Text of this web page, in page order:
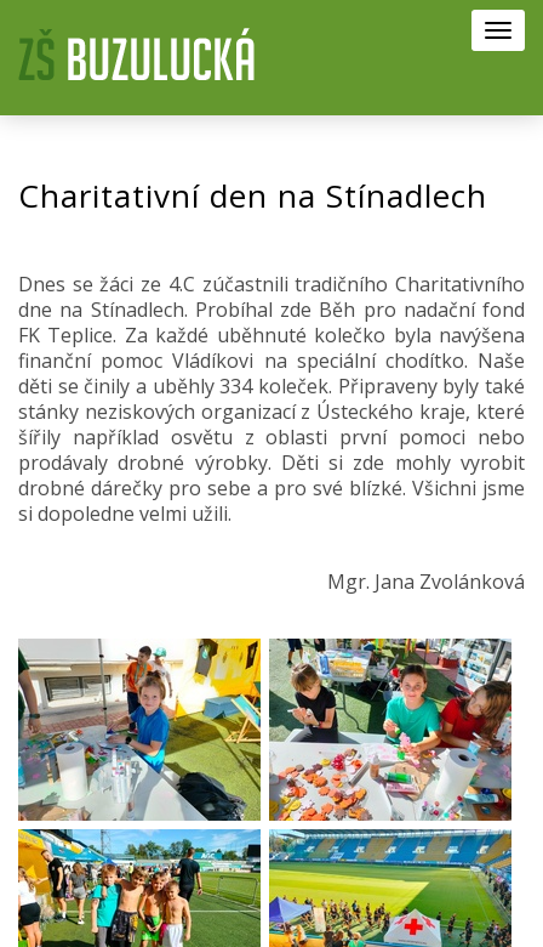
Charitativní den na Stínadlech
Dnes se žáci ze 4.C zúčastnili tradičního Charitativního
dne na Stínadlech. Probíhal zde Běh pro nadační fond
FK Teplice. Za každé uběhnuté kolečko byla navýšena
finanční pomoc Vládíkovi na speciální chodítko. Naše
děti se činily a uběhly 334 koleček. Připraveny byly také
stánky neziskových organizací z Ústeckého kraje, které
šířily například osvětu z oblasti první pomoci nebo
prodávaly drobné výrobky. Děti si zde mohly vyrobit
drobné dárečky pro sebe a pro své blízké. Všichni jsme
si dopoledne velmi užili.
Mgr. Jana Zvolánková